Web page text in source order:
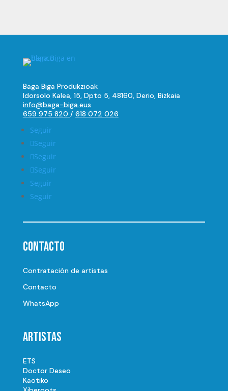
Baga Biga Produkzioak
Idorsolo Kalea, 15, Dpto 5, 48160, Derio, Bizkaia
info@baga-biga.eus
659 975 820 / 618 072 026
Seguir
Seguir
Seguir
Seguir
Seguir
Seguir
Contacto
Contratación de artistas
Contacto
WhatsApp
Artistas
ETS
Doctor Deseo
Kaotiko